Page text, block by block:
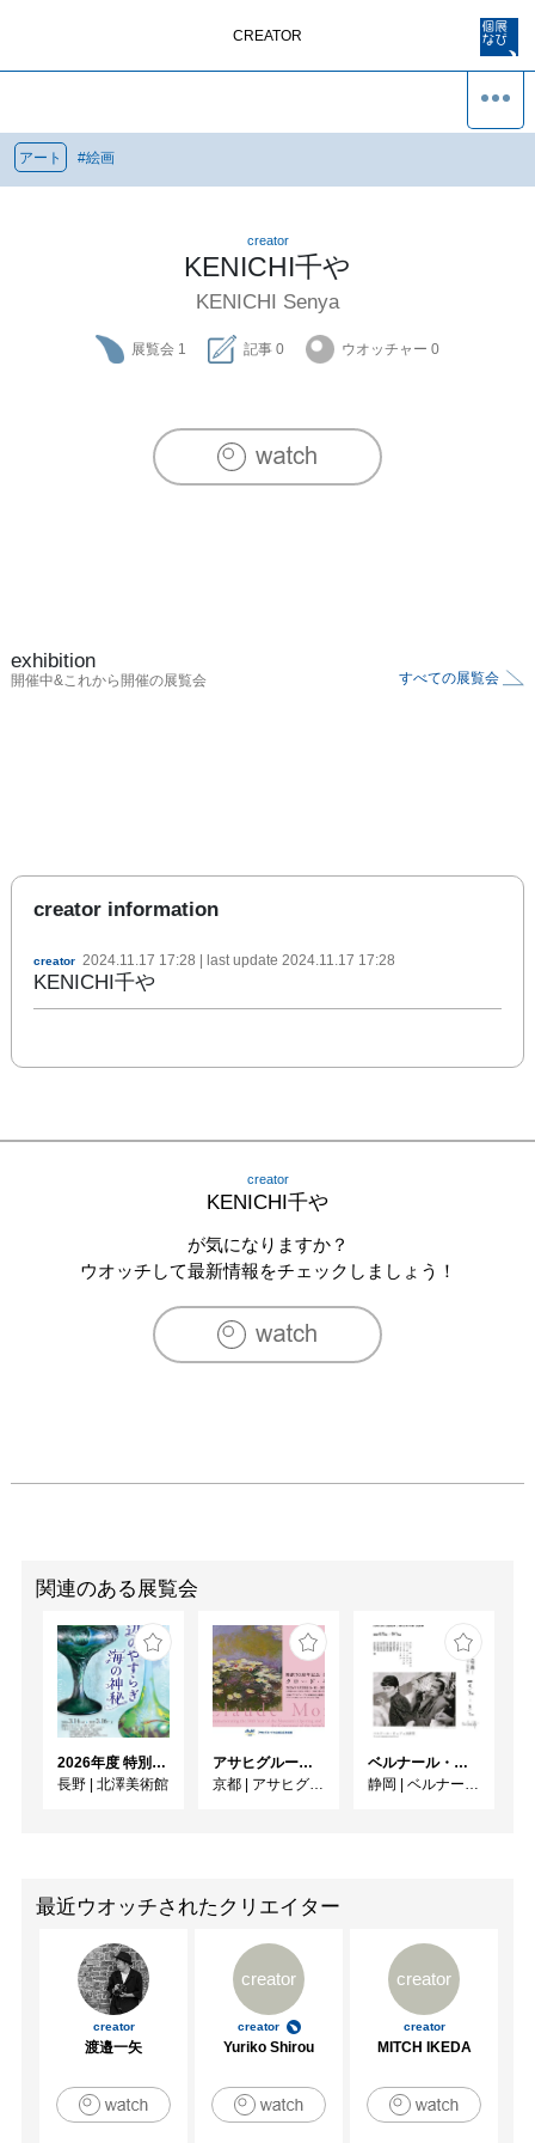
CREATOR
アート #絵画
creator
KENICHI千や
KENICHI Senya
展覧会 1 記事 0 ウオッチャー 0
exhibition
開催中&これから開催の展覧会 すべての展覧会
creator information
creator 2024.11.17 17:28 | last update 2024.11.17 17:28
KENICHI千や
creator
KENICHI千や
が気になりますか？
ウオッチして最新情報をチェックしましょう！
関連のある展覧会
2026年度 特別展「ガレとドーム、アール･ヌーヴォーのガラス 水辺のやすらぎ、海の神秘」
長野 | 北澤美術館
アサヒグループ大山崎山荘美術館 開館30周年記念展「没後100年 クロード・モネ」
京都 | アサヒグループ大山崎山荘美術館
ベルナール・ビュフェと写真 ーカメラがとらえたビュフェとその時代、そして21 世紀へ
静岡 | ベルナール・ビュフェ美術館
最近ウオッチされたクリエイター
creator
渡邉一矢
creator
creator
Yuriko Shirou
creator
creator
MITCH IKEDA